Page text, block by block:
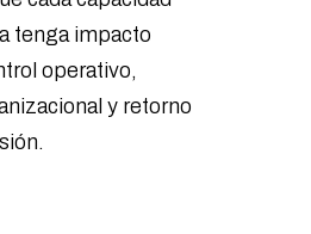
tenga impacto
operativo,
y retorno